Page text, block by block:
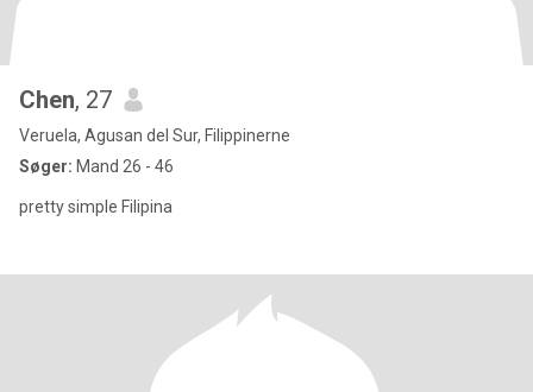
Chen, 27
Veruela, Agusan del Sur, Filippinerne
Søger: Mand 26 - 46
pretty simple Filipina